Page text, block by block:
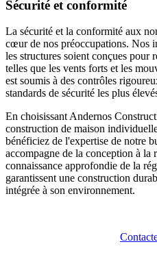
Sécurité et conformité
La sécurité et la conformité aux
cœur de nos préoccupations. Nos
les structures soient conçues pour
telles que les vents forts et les
est soumis à des contrôles
standards de sécurité les plus
En choisissant Andernos
construction de maison
bénéficiez de l'expertise de notre
accompagne de la conception à
connaissance approfondie de la
garantissent une construction
intégrée à son environnement.